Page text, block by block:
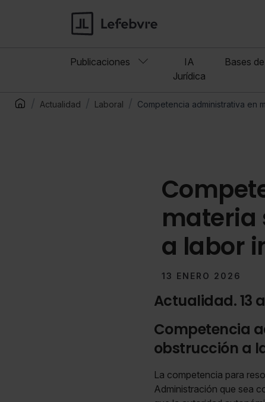
Publicaciones
IA
Jurídica
Bases
Actualidad Laboral Competencia administrativa en
materia
a labor
13 ENERO 2026
Actualidad. 13
Competencia
obstrucción a
La competencia para
Administración que sea